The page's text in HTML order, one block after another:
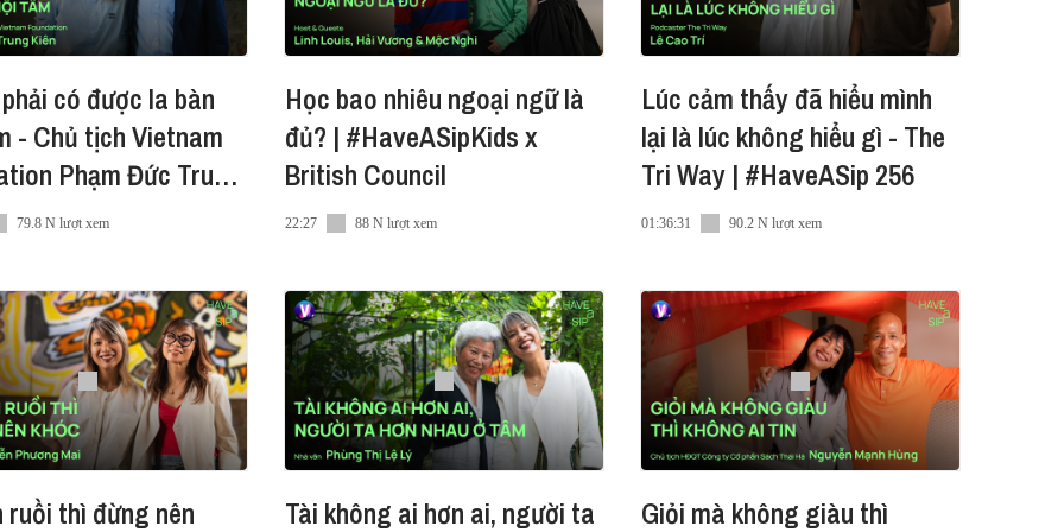
dễ dàng
lực
đường của chính mình
giữa nhân gian
hoá trong sự thay đổi không ngừng
chính bản thân mình?
đường sẽ tự mở ra
đôi mắt trẻ thơ
đều có một ngưỡng giới hạn
sự khác biệt hay cái tôi cao?
Have A Sip tại:
có được la bàn
- Chủ tịch Vietnam
Phạm Đức Trung
254
79.8 N lượt xem
Học bao nhiêu ngoại ngữ là
đủ? | #HaveASipKids x
British Council
22:27 88 N lượt xem
Lúc cảm thấy đã hiểu mình
lại là lúc không hiểu gì - The
Tri Way | #HaveASip 256
01:36:31 90.2 N lượt xem
ruồi thì đừng nên
Tài không ai hơn ai, người ta
Giỏi mà không giàu thì